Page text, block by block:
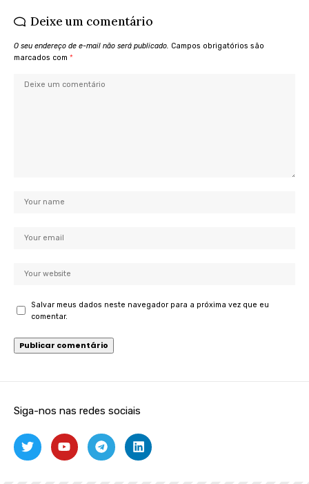
Deixe um comentário
O seu endereço de e-mail não será publicado. Campos obrigatórios são
marcados com *
Salvar meus dados neste navegador para a próxima vez que eu
comentar.
Siga-nos nas redes sociais